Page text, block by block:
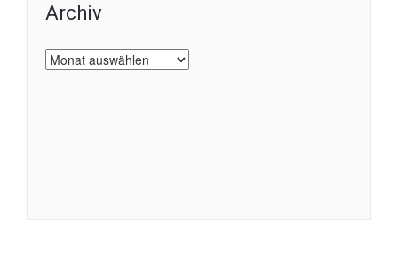
Archiv
Archiv